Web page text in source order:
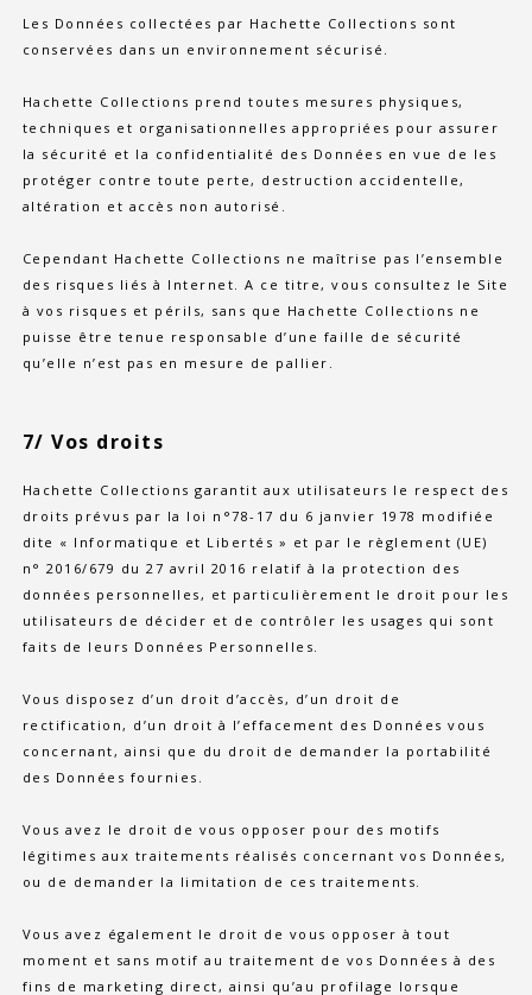
Les Données collectées par Hachette Collections sont
conservées dans un environnement sécurisé.
Hachette Collections prend toutes mesures physiques,
techniques et organisationnelles appropriées pour assurer
la sécurité et la confidentialité des Données en vue de les
protéger contre toute perte, destruction accidentelle,
altération et accès non autorisé.
Cependant Hachette Collections ne maîtrise pas l’ensemble
des risques liés à Internet. A ce titre, vous consultez le Site
à vos risques et périls, sans que Hachette Collections ne
puisse être tenue responsable d’une faille de sécurité
qu’elle n’est pas en mesure de pallier.
7/ Vos droits
Hachette Collections garantit aux utilisateurs le respect des
droits prévus par la loi n°78-17 du 6 janvier 1978 modifiée
dite « Informatique et Libertés » et par le règlement (UE)
n° 2016/679 du 27 avril 2016 relatif à la protection des
données personnelles, et particulièrement le droit pour les
utilisateurs de décider et de contrôler les usages qui sont
faits de leurs Données Personnelles.
Vous disposez d’un droit d’accès, d’un droit de
rectification, d’un droit à l’effacement des Données vous
concernant, ainsi que du droit de demander la portabilité
des Données fournies.
Vous avez le droit de vous opposer pour des motifs
légitimes aux traitements réalisés concernant vos Données,
ou de demander la limitation de ces traitements.
Vous avez également le droit de vous opposer à tout
moment et sans motif au traitement de vos Données à des
fins de marketing direct, ainsi qu’au profilage lorsque